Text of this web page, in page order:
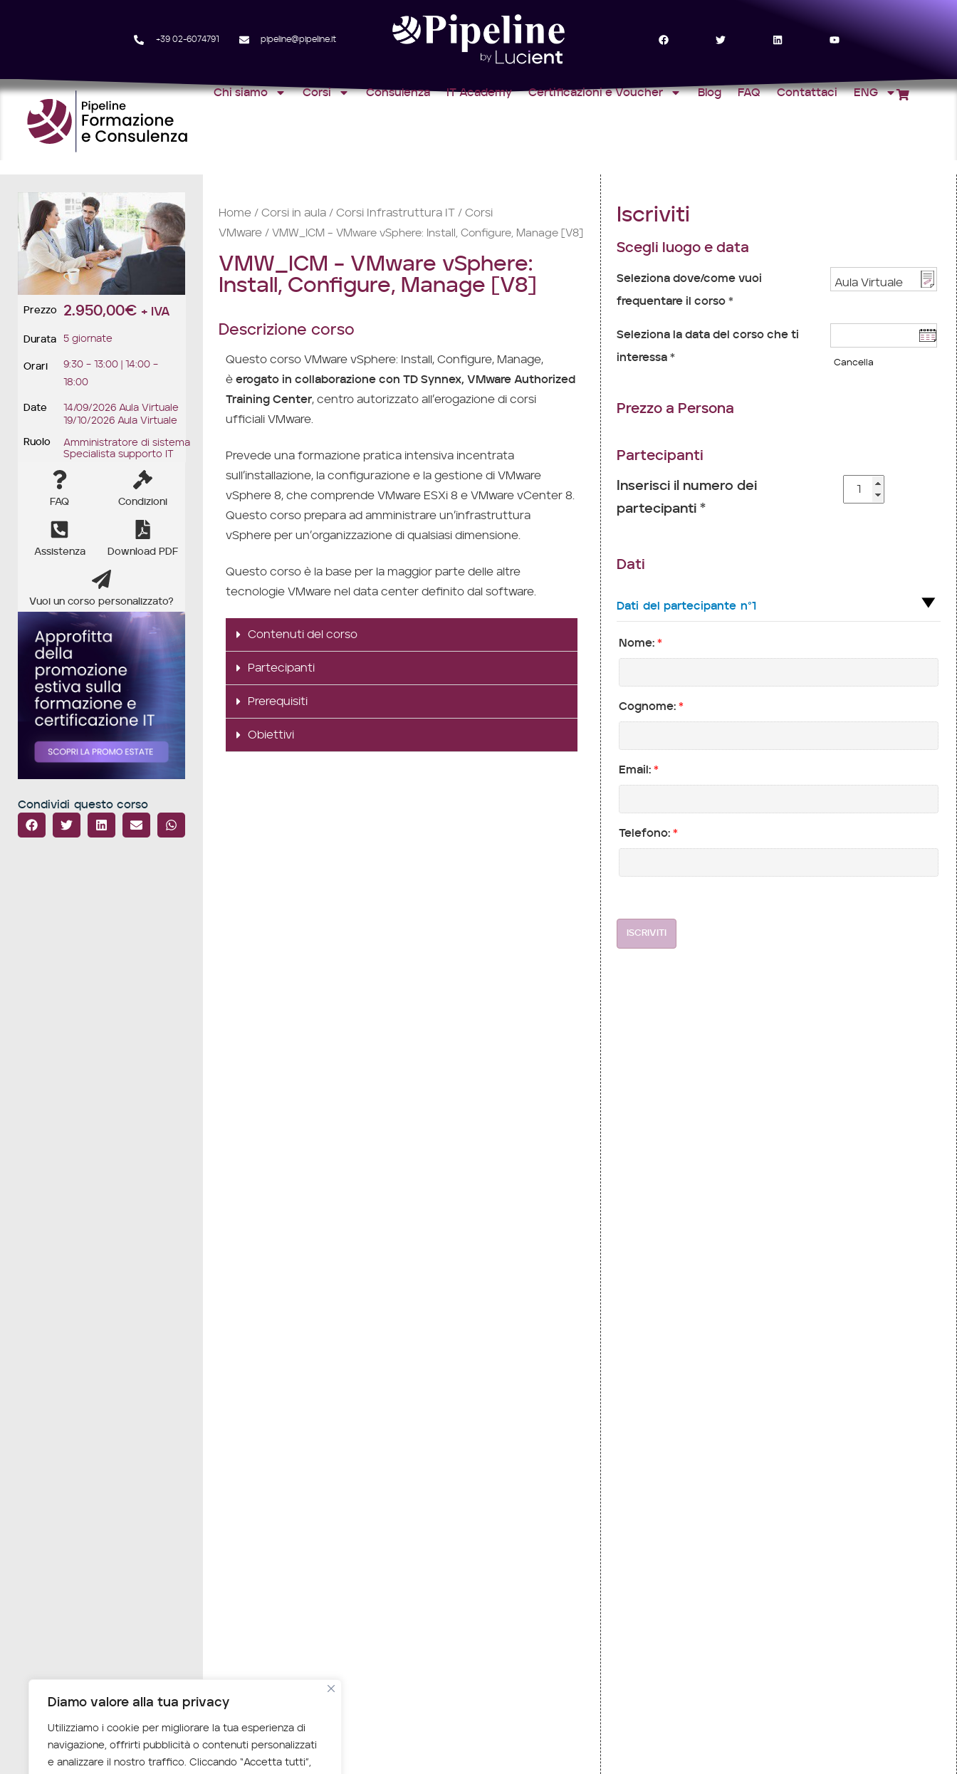
Diamo valore alla tua privacy
Utilizziamo i cookie per migliorare la tua esperienza di
navigazione, offrirti pubblicità o contenuti personalizzati
e analizzare il nostro traffico. Cliccando “Accetta tutti”,
+39 02-6074791 pipeline@pipeline.it
Chi siamo Corsi Consulenza IT Academy Certificazioni e Voucher Blog FAQ Contattaci ENG
Prezzo 2.950,00€ + IVA
Durata 5 giornate
Orari
9:30 – 13:00 | 14:00 –
18:00
Date
14/09/2026 Aula Virtuale
19/10/2026 Aula Virtuale
Ruolo
Amministratore di sistema
Specialista supporto IT
FAQ Condizioni
Assistenza Download PDF
Vuoi un corso personalizzato?
Condividi questo corso
Home/ Corsi in aula/ Corsi Infrastruttura IT / Corsi
VMware/ VMW_ICM – VMware vSphere: Install, Configure, Manage [V8]
VMW_ICM – VMware vSphere:
Install, Configure, Manage [V8]
Descrizione corso
Questo corso VMware vSphere: Install, Configure, Manage,
è erogato in collaborazione con TD Synnex, VMware Authorized
Training Center, centro autorizzato all’erogazione di corsi
ufficiali VMware.
Prevede una formazione pratica intensiva incentrata
sull’installazione, la configurazione e la gestione di VMware
vSphere 8, che comprende VMware ESXi 8 e VMware vCenter 8.
Questo corso prepara ad amministrare un’infrastruttura
vSphere per un’organizzazione di qualsiasi dimensione.
Questo corso è la base per la maggior parte delle altre
tecnologie VMware nel data center definito dal software.
Contenuti del corso
Partecipanti
Prerequisiti
Obiettivi
Iscriviti
Scegli luogo e data
Seleziona dove/come vuoi
frequentare il corso *
Seleziona la data del corso che ti
interessa *
Cancella
Prezzo a Persona
Partecipanti
Inserisci il numero dei
partecipanti *
Dati
Dati del partecipante n°1
Nome: *
Cognome: *
Email: *
Telefono: *
ISCRIVITI